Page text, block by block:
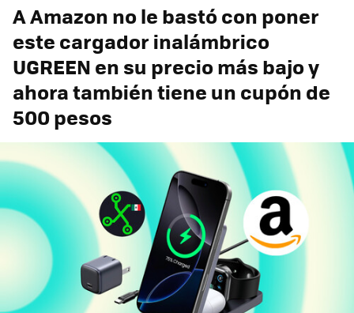
A Amazon no le bastó con poner
este cargador inalámbrico
UGREEN en su precio más bajo y
ahora también tiene un cupón de
500 pesos